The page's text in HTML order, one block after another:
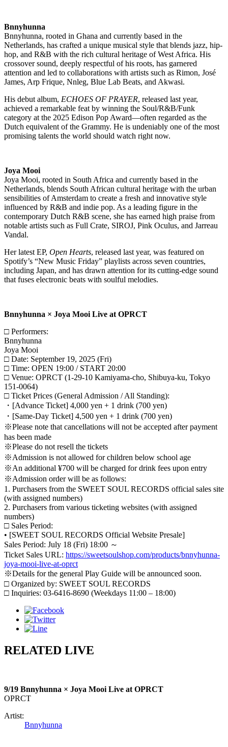
Bnnyhunna
Bnnyhunna, rooted in Ghana and currently based in the
Netherlands, has crafted a unique musical style that blends jazz, hip-
hop, and R&B with the rich cultural heritage of West Africa. His
crossover sound, deeply respectful of his roots, has garnered
attention and led to collaborations with artists such as Rimon, José
James, Arp Frique, Nnleg, Blue Lab Beats, and Akwasi.
His debut album, ECHOES OF PRAYER, released last year,
achieved a remarkable feat by winning the Soul/R&B/Funk
category at the 2025 Edison Pop Award—often regarded as the
Dutch equivalent of the Grammy. He is undeniably one of the most
promising talents the world should watch right now.
Joya Mooi
Joya Mooi, rooted in South Africa and currently based in the
Netherlands, blends South African cultural heritage with the urban
sensibilities of Amsterdam to create a fresh and innovative style
influenced by R&B and indie pop. As a leading figure in the
contemporary Dutch R&B scene, she has earned high praise from
notable artists such as Full Crate, SIROJ, Pink Oculus, and Jarreau
Vandal.
Her latest EP, Open Hearts, released last year, was featured on
Spotify’s “New Music Friday” playlists across seven countries,
including Japan, and has drawn attention for its cutting-edge sound
that fuses electronic beats with soulful melodies.
Bnnyhunna × Joya Mooi Live at OPRCT
□ Performers:
Bnnyhunna
Joya Mooi
□ Date: September 19, 2025 (Fri)
□ Time: OPEN 19:00 / START 20:00
□ Venue: OPRCT (1-29-10 Kamiyama-cho, Shibuya-ku, Tokyo
151-0064)
□ Ticket Prices (General Admission / All Standing):
・[Advance Ticket] 4,000 yen + 1 drink (700 yen)
・[Same-Day Ticket] 4,500 yen + 1 drink (700 yen)
※Please note that cancellations will not be accepted after payment
has been made
※Please do not resell the tickets
※Admission is not allowed for children below school age
※An additional ¥700 will be charged for drink fees upon entry
※Admission order will be as follows:
1. Purchasers from the SWEET SOUL RECORDS official sales site
(with assigned numbers)
2. Purchasers from various ticketing websites (with assigned
numbers)
□ Sales Period:
• [SWEET SOUL RECORDS Official Website Presale]
Sales Period: July 18 (Fri) 18:00 ～
Ticket Sales URL: https://sweetsoulshop.com/products/bnnyhunna-
joya-mooi-live-at-oprct
※Details for the general Play Guide will be announced soon.
□ Organized by: SWEET SOUL RECORDS
□ Inquiries: 03-6416-8690 (Weekdays 11:00 – 18:00)
RELATED LIVE
9/19 Bnnyhunna × Joya Mooi Live at OPRCT
OPRCT
Artist:
Bnnyhunna